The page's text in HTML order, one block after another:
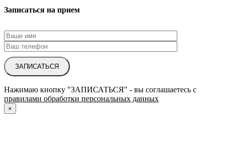
Записаться на прием
ЗАПИСАТЬСЯ
Нажимаю кнопку "ЗАПИСАТЬСЯ" - вы соглашаетесь с
правилами обработки персональных данных
×